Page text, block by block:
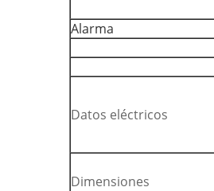
Alarma
Datos eléctricos
Dimensiones